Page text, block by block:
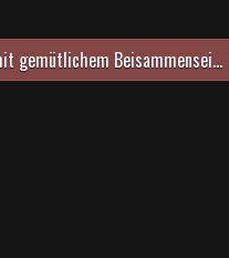
Feldgottesdienst mit gemütlichem Beisammensein inmitten der Veitshöchheimer Weinberge stieß auf große Resonanz